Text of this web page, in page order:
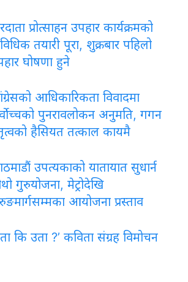
प्रोत्साहन उपहार कार्यक्रमको
तयारी पूरा, शुक्रबार पहिलो
घोषणा हुने
आधिकारिकता विवादमा
पुनरावलोकन अनुमति, गगन
हैसियत तत्काल कायमै
उपत्यकाको यातायात सुधार्न
गुरुयोजना, मेट्रोदेखि
आयोजना प्रस्ताव
कि उता ?’ कविता संग्रह विमोचन